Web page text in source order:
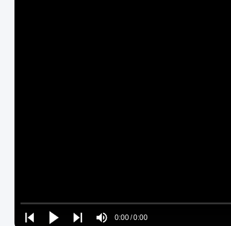
Play
Play
Play
Mute0:00/0:00
Loaded:
0%